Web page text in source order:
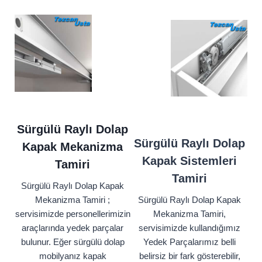
Sürgülü Raylı Dolap
Kapak Mekanizma
Tamiri
Sürgülü Raylı Dolap Kapak
Mekanizma Tamiri ;
servisimizde personellerimizin
araçlarında yedek parçalar
bulunur. Eğer sürgülü dolap
mobilyanız kapak
Sürgülü Raylı Dolap
Kapak Sistemleri
Tamiri
Sürgülü Raylı Dolap Kapak
Mekanizma Tamiri,
servisimizde kullandığımız
Yedek Parçalarımız belli
belirsiz bir fark gösterebilir,